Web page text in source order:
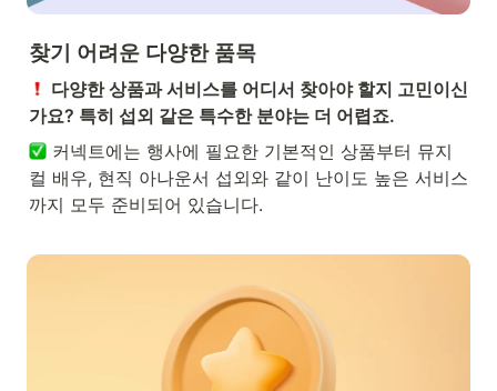
찾기 어려운 다양한 품목
다양한 상품과 서비스를 어디서 찾아야 할지 고민이신
가요? 특히 섭외 같은 특수한 분야는 더 어렵죠.
커넥트에는 행사에 필요한 기본적인 상품부터 뮤지
컬 배우, 현직 아나운서 섭외와 같이 난이도 높은 서비스
까지 모두 준비되어 있습니다.